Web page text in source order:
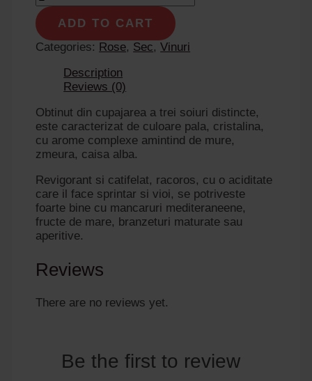
ADD TO CART
Categories: Rose, Sec,Vinuri
Description
Reviews (0)
Obtinut din cupajarea a trei soiuri distincte,
este caracterizat de culoare pala, cristalina,
cu arome complexe amintind de mure,
zmeura, caisa alba.
Revigorant si catifelat, racoros, cu o aciditate
care il face sprintar si vioi, se potriveste
foarte bine cu mancaruri mediteraneene,
fructe de mare, branzeturi maturate sau
aperitive.
Reviews
There are no reviews yet.
Be the first to review